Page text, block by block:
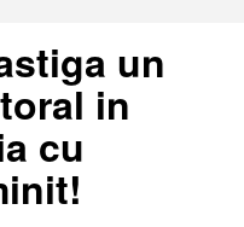
un
in
cu